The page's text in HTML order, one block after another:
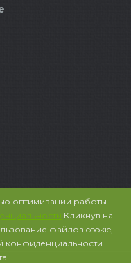
оптимизации работы
Кликнув на
файлов cookie,
конфиденциальности